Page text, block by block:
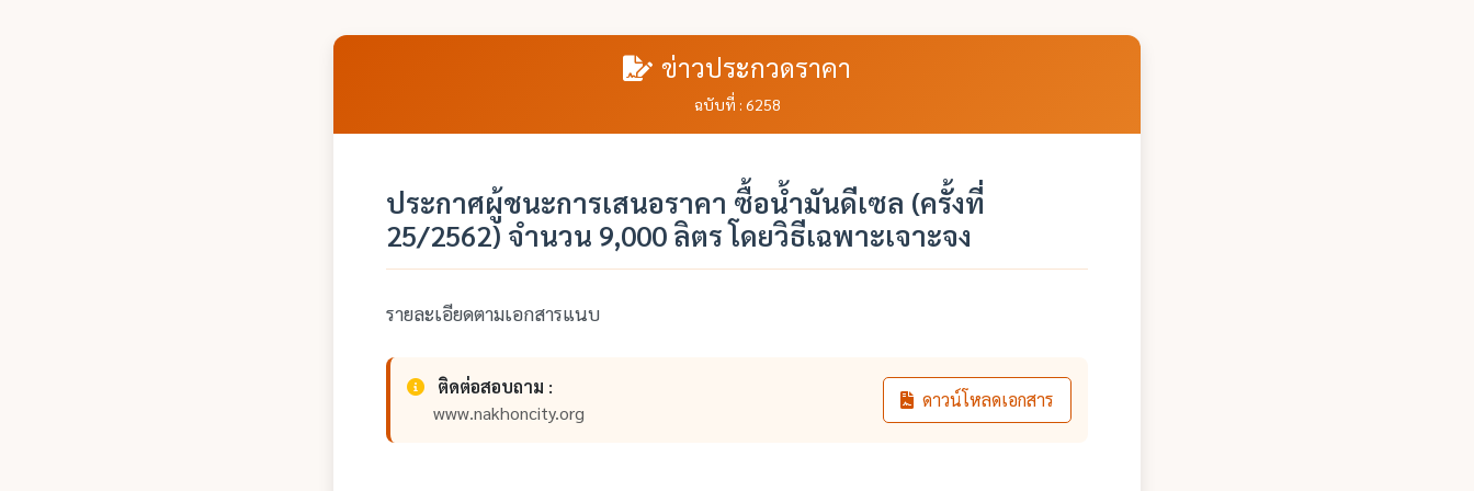
ข่าวประกวดราคา
ฉบับที่ : 6258
ประกาศผู้ชนะการเสนอราคา ซื้อน้ำมันดีเซล (ครั้งที่
25/2562) จำนวน 9,000 ลิตร โดยวิธีเฉพาะเจาะจง
รายละเอียดตามเอกสารแนบ
ติดต่อสอบถาม :
www.nakhoncity.org
ดาวน์โหลดเอกสาร